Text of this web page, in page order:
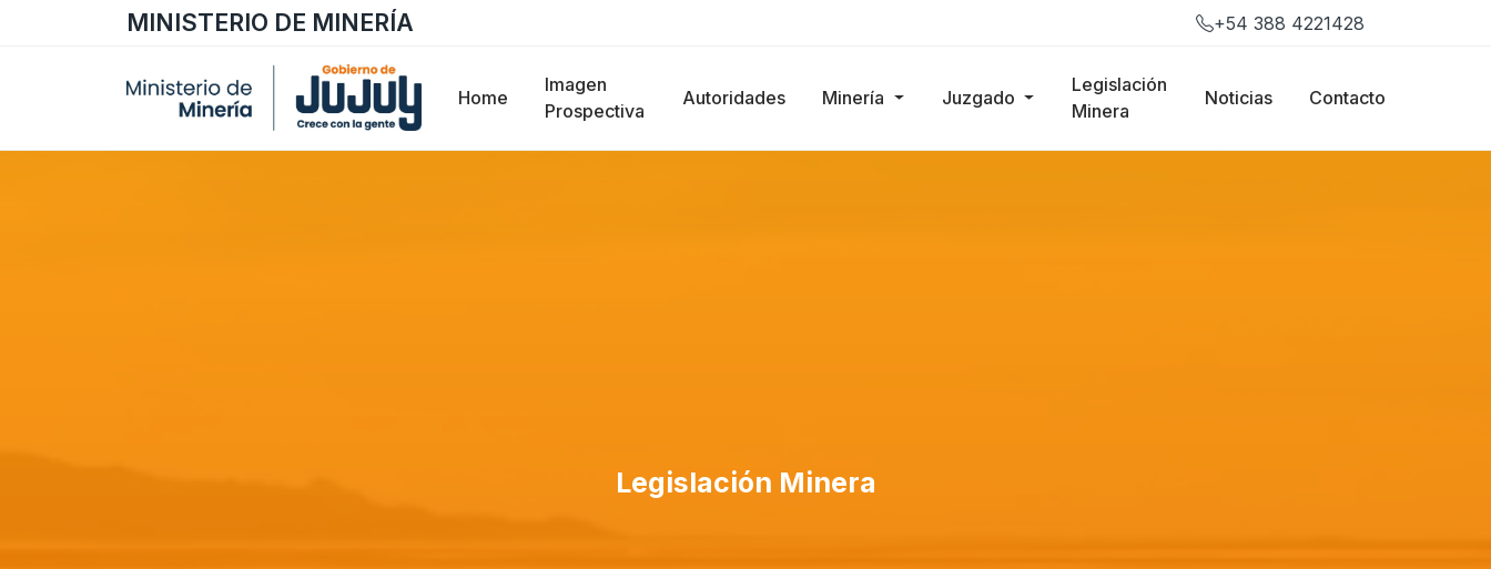
MINISTERIO DE MINERÍA +54 388 4221428
Home
Imagen
Prospectiva
Autoridades Minería Juzgado
Legislación
Minera
Noticias Contacto
Legislación Minera